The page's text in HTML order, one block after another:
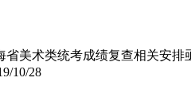
美术类统考成绩复查相关安排
10/28